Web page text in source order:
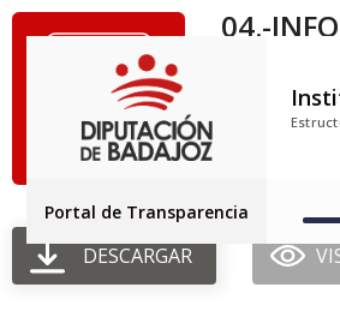
Portal de Transparencia
04.-
Creado: 30-
Actualizado:
DESCARGAR